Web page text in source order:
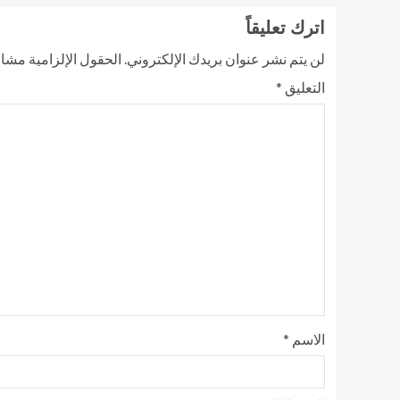
اترك تعليقاً
لن يتم نشر عنوان بريدك الإلكتروني. الحقول الإلزامية مشار
التعليق *
الاسم *